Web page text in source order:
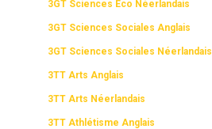
3GT Sciences Eco Néerlandais
3GT Sciences Sociales Anglais
3GT Sciences Sociales Néerlandais
3TT Arts Anglais
3TT Arts Néerlandais
3TT Athlétisme Anglais